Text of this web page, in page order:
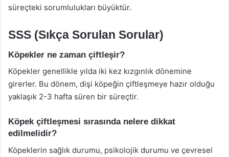
süreçteki sorumlulukları büyüktür.
SSS (Sıkça Sorulan Sorular)
Köpekler ne zaman çiftleşir?
Köpekler genellikle yılda iki kez kızgınlık dönemine
girerler. Bu dönem, dişi köpeğin çiftleşmeye hazır olduğu
yaklaşık 2-3 hafta süren bir süreçtir.
Köpek çiftleşmesi sırasında nelere dikkat
edilmelidir?
Köpeklerin sağlık durumu, psikolojik durumu ve çevresel